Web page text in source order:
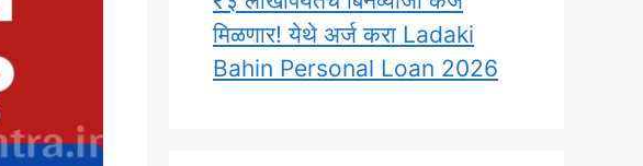
मिळणार! येथे अर्ज करा Ladaki
Bahin Personal Loan 2026